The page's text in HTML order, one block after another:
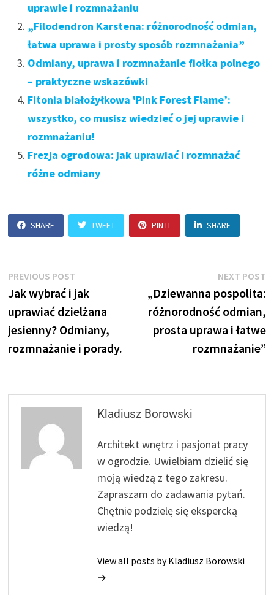
uprawie i rozmnażaniu
„Filodendron Karstena: różnorodność odmian,
łatwa uprawa i prosty sposób rozmnażania”
Odmiany, uprawa i rozmnażanie fiołka polnego
– praktyczne wskazówki
Fitonia białożyłkowa 'Pink Forest Flame’:
wszystko, co musisz wiedzieć o jej uprawie i
rozmnażaniu!
Frezja ogrodowa: jak uprawiać i rozmnażać
różne odmiany
SHARE TWEET PIN IT SHARE
Nawigacja
wpisu
PREVIOUS POST
post:
Jak wybrać i jak
uprawiać dzielżana
jesienny? Odmiany,
rozmnażanie i porady.
NEXT POST
„Dziewanna pospolita:
różnorodność odmian,
prosta uprawa i łatwe
rozmnażanie”
Kladiusz Borowski
Architekt wnętrz i pasjonat pracy
w ogrodzie. Uwielbiam dzielić się
moją wiedzą z tego zakresu.
Zapraszam do zadawania pytań.
Chętnie podzielę się ekspercką
wiedzą!
View all posts by Kladiusz Borowski
→